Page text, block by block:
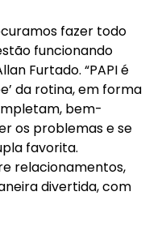
fazer todo
funcionando
Furtado. “PAPI é
da rotina, em forma
bem-
os problemas e se
favorita.
relacionamentos,
divertida, com